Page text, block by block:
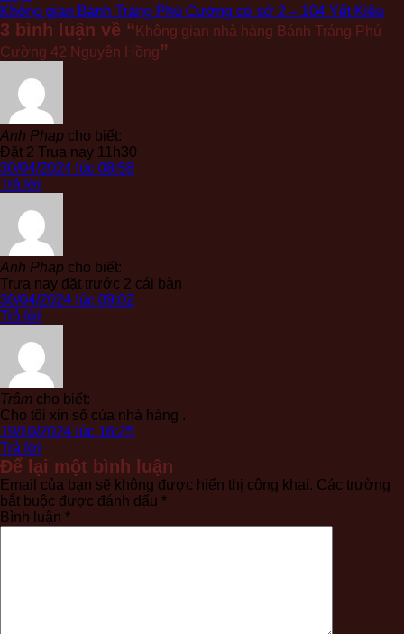
Không gian Bánh Tráng Phú Cường cơ sở 2 – 104 Yết Kiêu
3 bình luận về “ Không gian nhà hàng Bánh Tráng Phú
Cường 42 Nguyên Hồng”
Anh Phap cho biết:
Đặt 2 Trua nay 11h30
30/04/2024 lúc 08:58
Trả lời
Anh Phap cho biết:
Trưa nay đặt trước 2 cái bàn
30/04/2024 lúc 09:02
Trả lời
Trâm cho biết:
Cho tôi xin số của nhà hàng .
19/10/2024 lúc 16:25
Trả lời
Để lại một bình luận
Email của bạn sẽ không được hiển thị công khai. Các trường
bắt buộc được đánh dấu *
Bình luận *